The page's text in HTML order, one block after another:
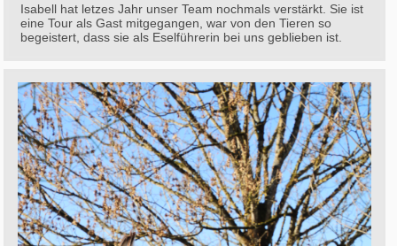
Isabell hat letzes Jahr unser Team nochmals verstärkt. Sie ist
eine Tour als Gast mitgegangen, war von den Tieren so
begeistert, dass sie als Eselführerin bei uns geblieben ist.